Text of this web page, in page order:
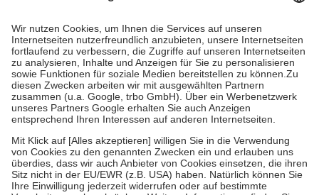
höchstens zehn Euro.
Es sind jedoch nie mehr als die tatsächlichen
Kosten der Leistung zu entrichten.
Diese Regeln gelten grundsätzlich auch für Online-Apotheken.
Bei Heilmitteln und häuslicher Krankenpflege beträgt die
Zuzahlung zehn Prozent der Kosten sowie zehn Euro je
Verordnung.
Um das Engagement der Versicherten für ihre eigene Gesundheit zu
stärken und die besondere Stellung der Familie zu unterstützen,
fallenkeine Zuzahlungenan bei:
• Kindern und Jugendlichen bis zum vollendeten 18. Lebensjahr
mit Ausnahme der Fahrkosten
• Untersuchungen zur Vorsorge und Früherkennung, die von der